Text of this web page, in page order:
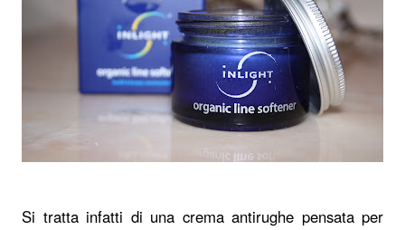
Si tratta infatti di una crema antirughe pensata per